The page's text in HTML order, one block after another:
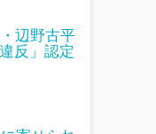
辺野古平
反」認定